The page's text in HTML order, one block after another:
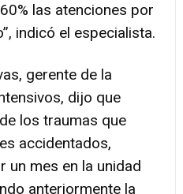
las atenciones por
indicó el especialista.
gerente de la
dijo que
los traumas que
accidentados,
un mes en la unidad
anteriormente la